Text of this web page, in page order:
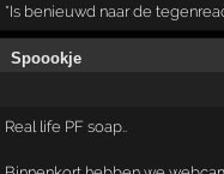
*Is benieuwd naar de
Spoookje
Real life PF soap..